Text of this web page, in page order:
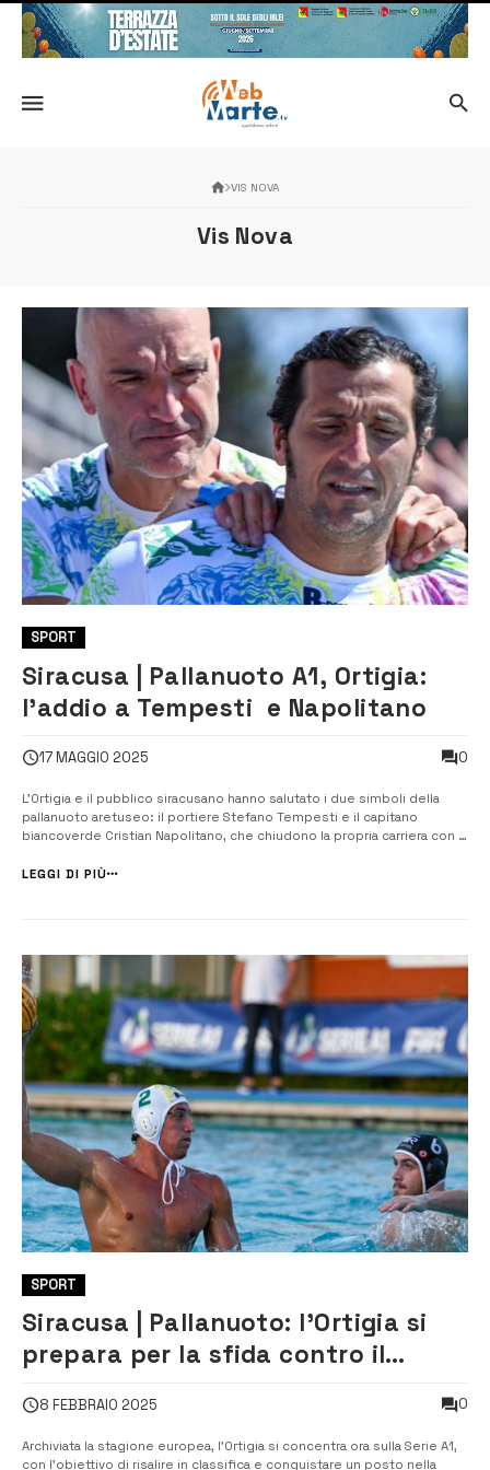
VIS NOVA
Vis Nova
SPORT
Siracusa | Pallanuoto A1, Ortigia:
l’addio a Tempesti e Napolitano
17 MAGGIO 2025 0
L’Ortigia e il pubblico siracusano hanno salutato i due simboli della
pallanuoto aretuseo: il portiere Stefano Tempesti e il capitano
biancoverde Cristian Napolitano, che chiudono la propria carriera con la
affrontare la bella valida per il settimo posto in campionato. Non...
LEGGI DI PIÙ
SPORT
Siracusa | Pallanuoto: l’Ortigia si
prepara per la sfida contro il
8 FEBBRAIO 2025 0
Archiviata la stagione europea, l’Ortigia si concentra ora sulla Serie A1,
con l’obiettivo di risalire in classifica e conquistare un posto nella